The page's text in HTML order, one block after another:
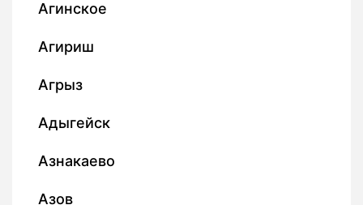
Агинское
Агириш
Агрыз
Адыгейск
Азнакаево
Азов